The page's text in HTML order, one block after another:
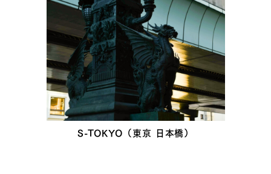
S-TOKYO（東京 日本橋）